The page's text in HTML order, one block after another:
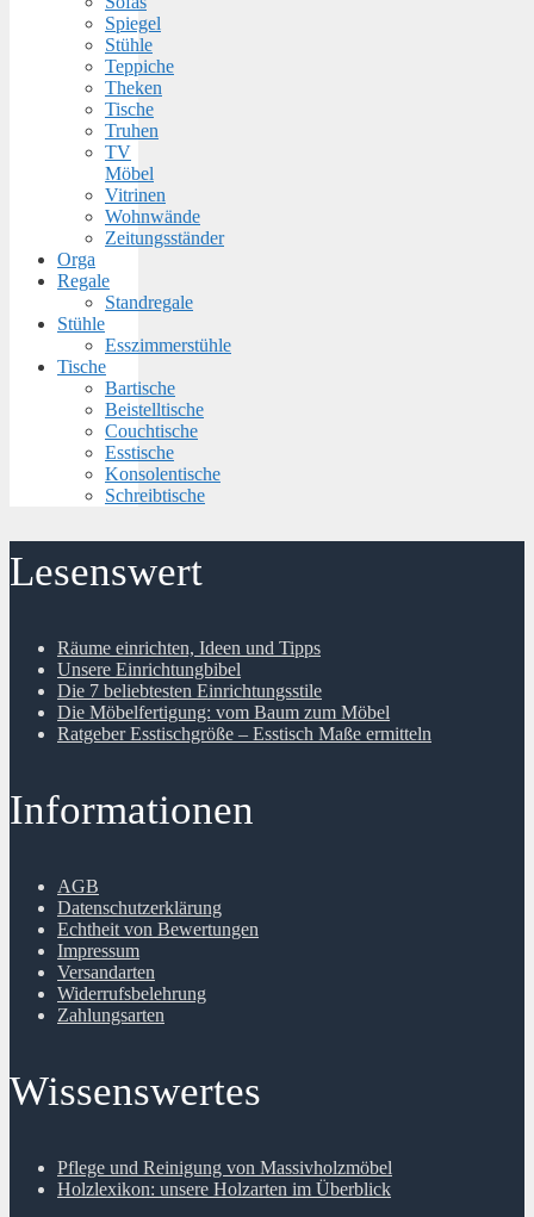
Spiegel
Stühle
Teppiche
Theken
Tische
Truhen
TV
Möbel
Vitrinen
Wohnwände
Zeitungsständer
Orga
Regale
Standregale
Stühle
Esszimmerstühle
Tische
Bartische
Beistelltische
Couchtische
Esstische
Konsolentische
Schreibtische
Lesenswert
Räume einrichten, Ideen und Tipps
Unsere Einrichtungbibel
Die 7 beliebtesten Einrichtungsstile
Die Möbelfertigung: vom Baum zum Möbel
Ratgeber Esstischgröße – Esstisch Maße ermitteln
Informationen
AGB
Datenschutzerklärung
Echtheit von Bewertungen
Impressum
Versandarten
Widerrufsbelehrung
Zahlungsarten
Wissenswertes
Pflege und Reinigung von Massivholzmöbel
Holzlexikon: unsere Holzarten im Überblick